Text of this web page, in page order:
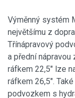
Výměnný systém
největšímu z
Třínápravový
a přední
ráfkem 22,5" lze
ráfkem 26,5".
podvozkem s